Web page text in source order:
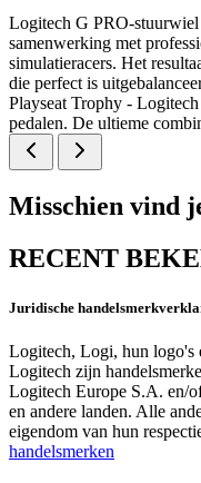
Logitech G PRO-
samenwerking met
simulatieracers. Het
die perfect is
Playseat Trophy -
pedalen. De ultieme
Misschien vind
RECENT
Juridische
Logitech, Logi, hun logo's
Logitech zijn
Logitech Europe S.A. en/
en andere landen. Alle
eigendom van hun
handelsmerken